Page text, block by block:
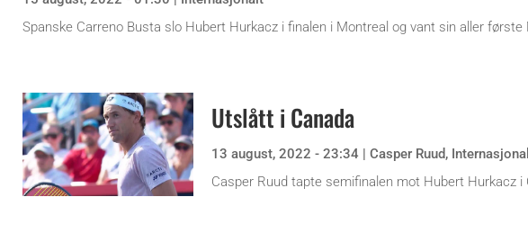
Spanske Carreno Busta slo Hubert Hurkacz i finalen i Montreal og vant sin aller
Utslått i Canada
13 august, 2022 - 23:34 Casper Ruud,
Casper Ruud tapte semifinalen mot Hubert Hurkacz i